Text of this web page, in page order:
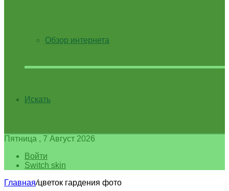
Обзор интернета
Искать
Пятница , 7 Август 2026
Войти
Switch skin
Главная/цветок гардения фото